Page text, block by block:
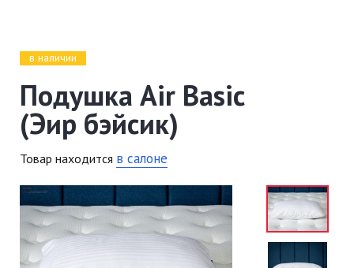
в наличии
Подушка Air Basic
(Эир бэйсик)
Товар находится в салоне